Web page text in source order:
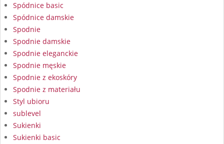
Spódnice basic
Spódnice damskie
Spodnie
Spodnie damskie
Spodnie eleganckie
Spodnie męskie
Spodnie z ekoskóry
Spodnie z materiału
Styl ubioru
sublevel
Sukienki
Sukienki basic